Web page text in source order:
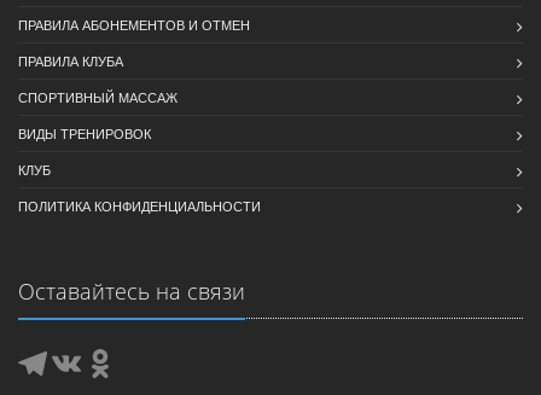
ПРАВИЛА АБОНЕМЕНТОВ И ОТМЕН
ПРАВИЛА КЛУБА
СПОРТИВНЫЙ МАССАЖ
ВИДЫ ТРЕНИРОВОК
КЛУБ
ПОЛИТИКА КОНФИДЕНЦИАЛЬНОСТИ
Оставайтесь на связи